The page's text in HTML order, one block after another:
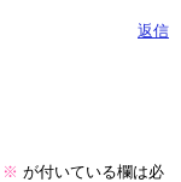
返信
※ が付いている欄は必